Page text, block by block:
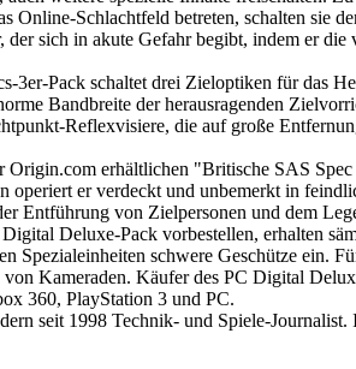
Online-Schlachtfeld betreten, schalten sie
sich in akute Gefahr begibt, indem er
3er-Pack schaltet drei Zieloptiken für das
Bandbreite der herausragenden
Reflexvisiere, die auf große
Origin.com erhältlichen "Britische SAS
er verdeckt und unbemerkt in
Entführung von Zielpersonen und dem
Deluxe-Pack vorbestellen, erhalten
Spezialeinheiten schwere Geschütze ein.
Kameraden. Käufer des PC Digital
360, PlayStation 3 und PC.
seit 1998 Technik- und Spiele-